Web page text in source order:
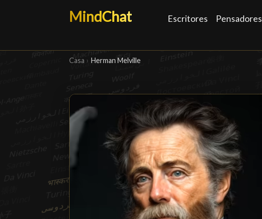
MindChat Escritores Pensadores
Casa › Herman Melville